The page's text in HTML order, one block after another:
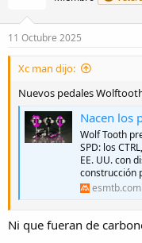
n
s
11 Octubre 2025
Xc man dijo:
Nuevos pedales
Nacen los pedales
Wolf Tooth
SPD: los
EE. UU. con
construcción
esmtb.com
Ni que fueran de